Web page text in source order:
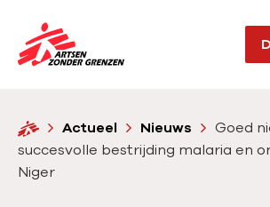
Sla navigatie over
N
r
d
e
H
o
m
Actueel Nieuws
Goed
succesvolle bestrijding malaria en
Niger